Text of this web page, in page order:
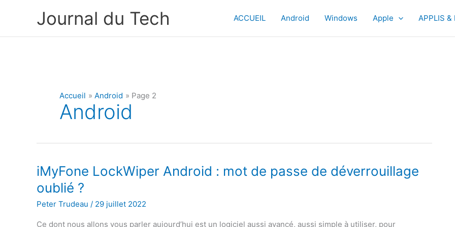
Journal du Tech ACCUEIL Android Windows Apple APPLIS &
Accueil Android Page 2
Android
iMyFone LockWiper Android : mot de passe de déverrouillage
oublié ?
Peter Trudeau / 29 juillet 2022
Ce dont nous allons vous parler aujourd’hui est un logiciel aussi avancé, aussi simple à utiliser, pour